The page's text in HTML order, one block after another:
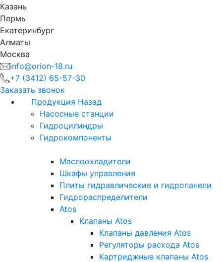
Казань
Пермь
Екатеринбург
Алматы
Москва
info@orion-18.ru
+7 (3412) 65-57-30
Заказать звонок
Продукция Назад
Насосные станции
Гидроцилиндры
Гидрокомпоненты
Маслоохладители
Шкафы управления
Плиты гидравлические и гидропанели
Гидрораспределители
Atos
Клапаны Atos
Клапаны давления Atos
Регуляторы расхода Atos
Картриджные клапаны Atos